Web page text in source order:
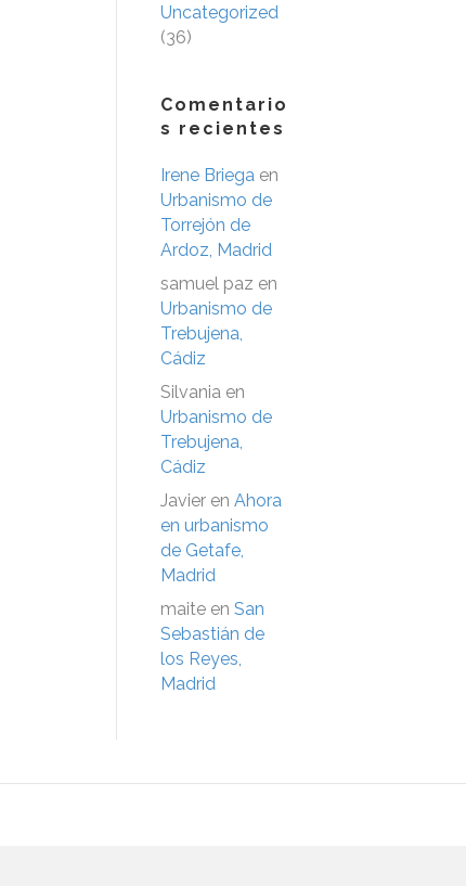
Uncategorized
(36)
Comentario
s recientes
Irene Briega en
Urbanismo de
Torrejón de
Ardoz, Madrid
samuel paz en
Urbanismo de
Trebujena,
Cádiz
Silvania en
Urbanismo de
Trebujena,
Cádiz
Javier en Ahora
en urbanismo
de Getafe,
Madrid
maite en San
Sebastián de
los Reyes,
Madrid